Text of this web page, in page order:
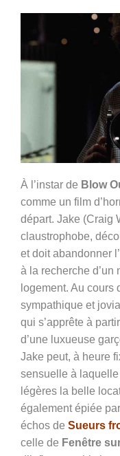
À l’instar de Blow
comme un film
départ. Jake (Craig
claustrophobe,
et doit abandonner
à la recherche d’un
logement. Au cours
sympathique et
qui s’apprête à
d’une luxueuse
Jake peut, à heure
sensuelle à
légères la belle
également épiée
échos de Sueurs
celle de Fenêtre